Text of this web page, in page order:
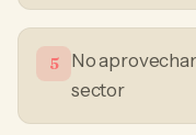
5
No
sector